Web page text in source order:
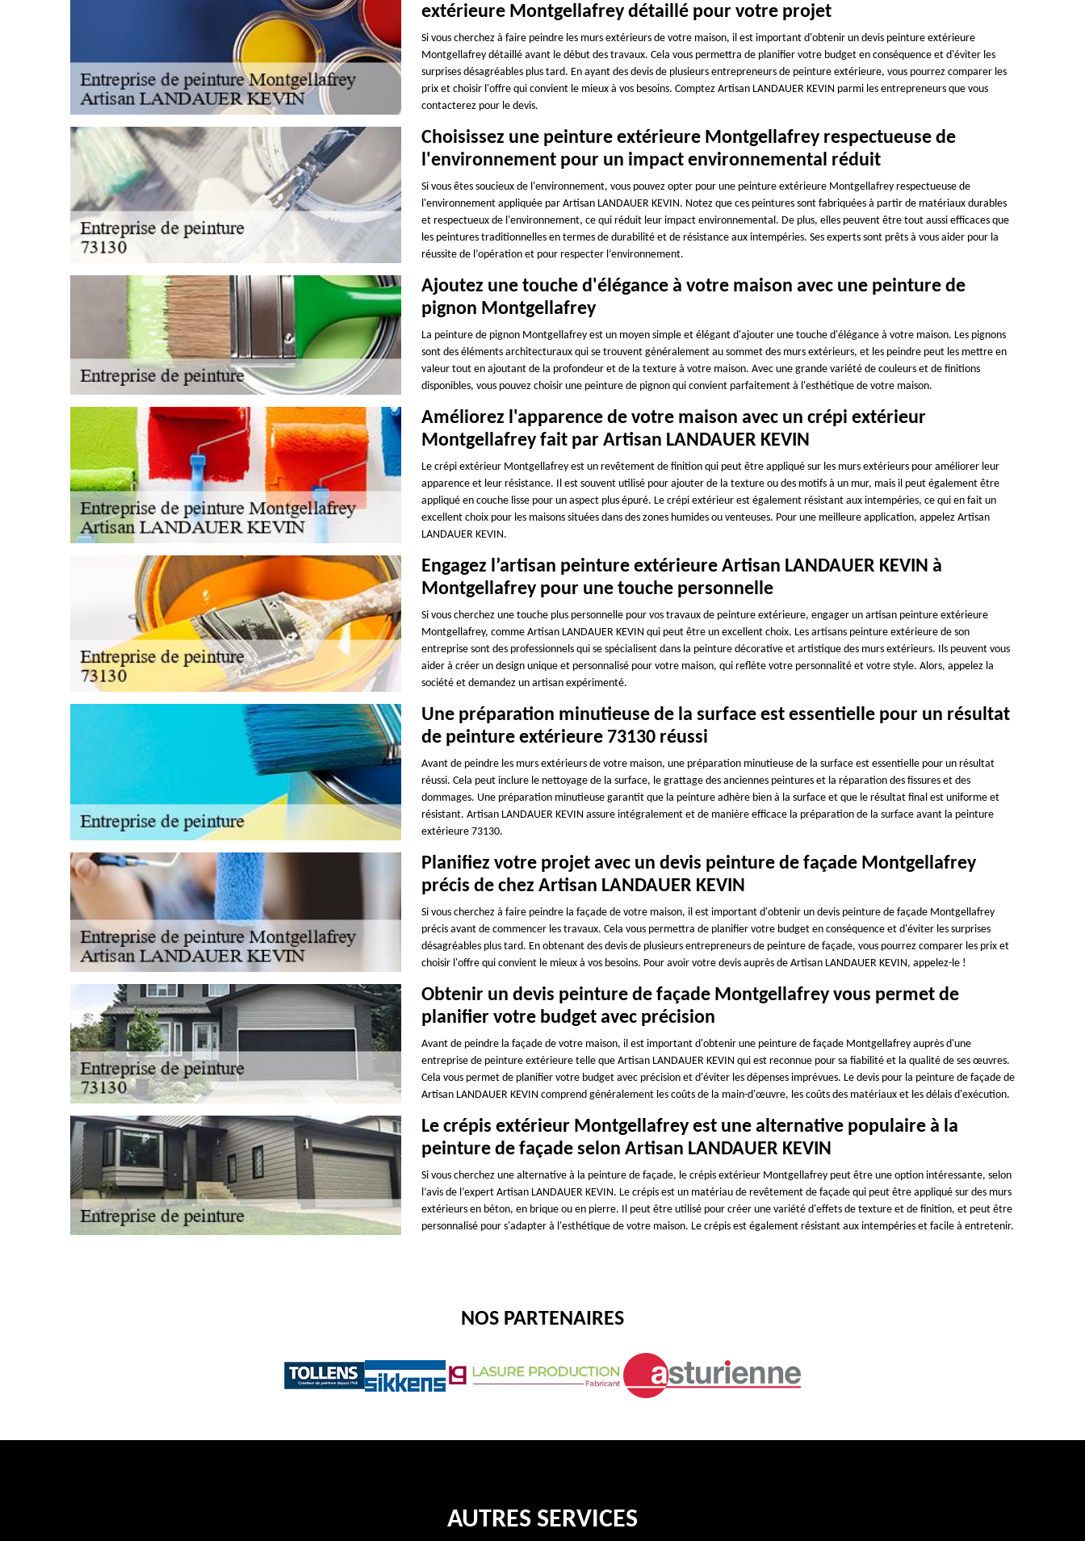
extérieure Montgellafrey détaillé pour votre projet
Si vous cherchez à faire peindre les murs extérieurs de votre maison, il est important d'obtenir un devis peinture extérieure
Montgellafrey détaillé avant le début des travaux. Cela vous permettra de planifier votre budget en conséquence et d'éviter les
surprises désagréables plus tard. En ayant des devis de plusieurs entrepreneurs de peinture extérieure, vous pourrez comparer les
prix et choisir l'offre qui convient le mieux à vos besoins. Comptez Artisan LANDAUER KEVIN parmi les entrepreneurs que vous
contacterez pour le devis.
Choisissez une peinture extérieure Montgellafrey respectueuse de
l'environnement pour un impact environnemental réduit
Si vous êtes soucieux de l'environnement, vous pouvez opter pour une peinture extérieure Montgellafrey respectueuse de
l'environnement appliquée par Artisan LANDAUER KEVIN. Notez que ces peintures sont fabriquées à partir de matériaux durables
et respectueux de l'environnement, ce qui réduit leur impact environnemental. De plus, elles peuvent être tout aussi efficaces que
les peintures traditionnelles en termes de durabilité et de résistance aux intempéries. Ses experts sont prêts à vous aider pour la
réussite de l’opération et pour respecter l’environnement.
Ajoutez une touche d'élégance à votre maison avec une peinture de
pignon Montgellafrey
La peinture de pignon Montgellafrey est un moyen simple et élégant d'ajouter une touche d'élégance à votre maison. Les pignons
sont des éléments architecturaux qui se trouvent généralement au sommet des murs extérieurs, et les peindre peut les mettre en
valeur tout en ajoutant de la profondeur et de la texture à votre maison. Avec une grande variété de couleurs et de finitions
disponibles, vous pouvez choisir une peinture de pignon qui convient parfaitement à l'esthétique de votre maison.
Améliorez l'apparence de votre maison avec un crépi extérieur
Montgellafrey fait par Artisan LANDAUER KEVIN
Le crépi extérieur Montgellafrey est un revêtement de finition qui peut être appliqué sur les murs extérieurs pour améliorer leur
apparence et leur résistance. Il est souvent utilisé pour ajouter de la texture ou des motifs à un mur, mais il peut également être
appliqué en couche lisse pour un aspect plus épuré. Le crépi extérieur est également résistant aux intempéries, ce qui en fait un
excellent choix pour les maisons situées dans des zones humides ou venteuses. Pour une meilleure application, appelez Artisan
LANDAUER KEVIN.
Engagez l’artisan peinture extérieure Artisan LANDAUER KEVIN à
Montgellafrey pour une touche personnelle
Si vous cherchez une touche plus personnelle pour vos travaux de peinture extérieure, engager un artisan peinture extérieure
Montgellafrey, comme Artisan LANDAUER KEVIN qui peut être un excellent choix. Les artisans peinture extérieure de son
entreprise sont des professionnels qui se spécialisent dans la peinture décorative et artistique des murs extérieurs. Ils peuvent vous
aider à créer un design unique et personnalisé pour votre maison, qui reflète votre personnalité et votre style. Alors, appelez la
société et demandez un artisan expérimenté.
Une préparation minutieuse de la surface est essentielle pour un résultat
de peinture extérieure 73130 réussi
Avant de peindre les murs extérieurs de votre maison, une préparation minutieuse de la surface est essentielle pour un résultat
réussi. Cela peut inclure le nettoyage de la surface, le grattage des anciennes peintures et la réparation des fissures et des
dommages. Une préparation minutieuse garantit que la peinture adhère bien à la surface et que le résultat final est uniforme et
résistant. Artisan LANDAUER KEVIN assure intégralement et de manière efficace la préparation de la surface avant la peinture
extérieure 73130.
Planifiez votre projet avec un devis peinture de façade Montgellafrey
précis de chez Artisan LANDAUER KEVIN
Si vous cherchez à faire peindre la façade de votre maison, il est important d'obtenir un devis peinture de façade Montgellafrey
précis avant de commencer les travaux. Cela vous permettra de planifier votre budget en conséquence et d'éviter les surprises
désagréables plus tard. En obtenant des devis de plusieurs entrepreneurs de peinture de façade, vous pourrez comparer les prix et
choisir l'offre qui convient le mieux à vos besoins. Pour avoir votre devis auprès de Artisan LANDAUER KEVIN, appelez-le !
Obtenir un devis peinture de façade Montgellafrey vous permet de
planifier votre budget avec précision
Avant de peindre la façade de votre maison, il est important d'obtenir une peinture de façade Montgellafrey auprès d'une
entreprise de peinture extérieure telle que Artisan LANDAUER KEVIN qui est reconnue pour sa fiabilité et la qualité de ses œuvres.
Cela vous permet de planifier votre budget avec précision et d'éviter les dépenses imprévues. Le devis pour la peinture de façade de
Artisan LANDAUER KEVIN comprend généralement les coûts de la main-d'œuvre, les coûts des matériaux et les délais d'exécution.
Le crépis extérieur Montgellafrey est une alternative populaire à la
peinture de façade selon Artisan LANDAUER KEVIN
Si vous cherchez une alternative à la peinture de façade, le crépis extérieur Montgellafrey peut être une option intéressante, selon
l’avis de l’expert Artisan LANDAUER KEVIN. Le crépis est un matériau de revêtement de façade qui peut être appliqué sur des murs
extérieurs en béton, en brique ou en pierre. Il peut être utilisé pour créer une variété d'effets de texture et de finition, et peut être
personnalisé pour s'adapter à l'esthétique de votre maison. Le crépis est également résistant aux intempéries et facile à entretenir.
NOS PARTENAIRES
AUTRES SERVICES